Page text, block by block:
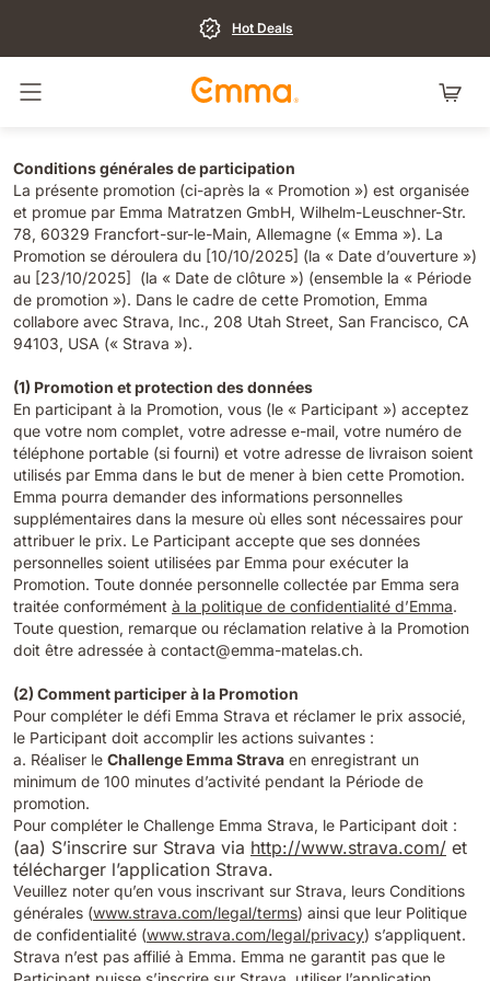
Hot Deals
Basculer la navigation
Conditions générales de participation
La présente promotion (ci-après la « Promotion ») est organisée
et promue par Emma Matratzen GmbH, Wilhelm-Leuschner-Str.
78, 60329 Francfort-sur-le-Main, Allemagne (« Emma »). La
Promotion se déroulera du [10/10/2025] (la « Date d’ouverture »)
au [23/10/2025] (la « Date de clôture ») (ensemble la « Période
de promotion »). Dans le cadre de cette Promotion, Emma
collabore avec Strava, Inc., 208 Utah Street, San Francisco, CA
94103, USA (« Strava »).
(1) Promotion et protection des données
En participant à la Promotion, vous (le « Participant ») acceptez
que votre nom complet, votre adresse e-mail, votre numéro de
téléphone portable (si fourni) et votre adresse de livraison soient
utilisés par Emma dans le but de mener à bien cette Promotion.
Emma pourra demander des informations personnelles
supplémentaires dans la mesure où elles sont nécessaires pour
attribuer le prix. Le Participant accepte que ses données
personnelles soient utilisées par Emma pour exécuter la
Promotion. Toute donnée personnelle collectée par Emma sera
traitée conformément à la politique de confidentialité d’Emma.
Toute question, remarque ou réclamation relative à la Promotion
doit être adressée à contact@emma-matelas.ch.
(2) Comment participer à la Promotion
Pour compléter le défi Emma Strava et réclamer le prix associé,
le Participant doit accomplir les actions suivantes :
a. Réaliser le Challenge Emma Strava en enregistrant un
minimum de 100 minutes d’activité pendant la Période de
promotion.
Pour compléter le Challenge Emma Strava, le Participant doit :
(aa) S’inscrire sur Strava via http://www.strava.com/ et
télécharger l’application Strava.
Veuillez noter qu’en vous inscrivant sur Strava, leurs Conditions
générales (www.strava.com/legal/terms) ainsi que leur Politique
de confidentialité (www.strava.com/legal/privacy) s’appliquent.
Strava n’est pas affilié à Emma. Emma ne garantit pas que le